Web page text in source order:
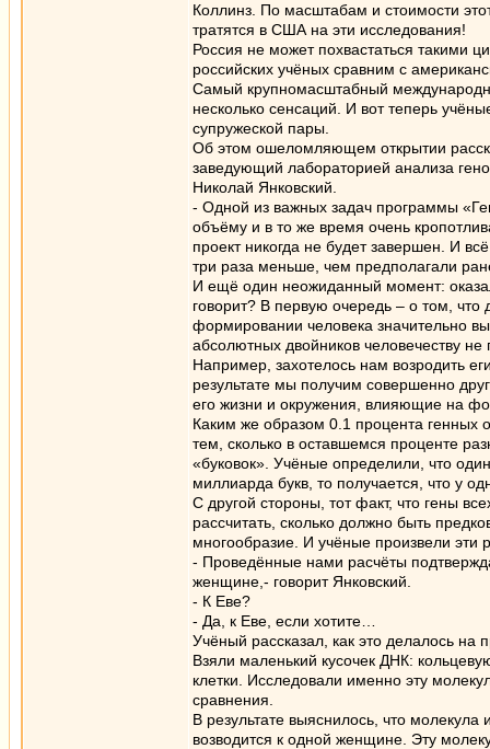
Коллинз. По масштабам и стоимости
тратятся в США на эти исследования!
Россия не может похвастаться такими
российских учёных сравним с
Самый крупномасштабный
несколько сенсаций. И вот теперь
супружеской пары.
Об этом ошеломляющем открытии
заведующий лабораторией анализа
Николай Янковский.
- Одной из важных задач программы
объёму и в то же время очень
проект никогда не будет завершен. И
три раза меньше, чем предполагали
И ещё один неожиданный момент:
говорит? В первую очередь – о том,
формировании человека значительно
абсолютных двойников человечеству не
Например, захотелось нам возродить
результате мы получим совершенно
его жизни и окружения, влияющие на
Каким же образом 0.1 процента генных
тем, сколько в оставшемся проценте
«буковок». Учёные определили, что
миллиарда букв, то получается, что у
С другой стороны, тот факт, что гены
рассчитать, сколько должно быть
многообразие. И учёные произвели эти
- Проведённые нами расчёты
женщине,- говорит Янковский.
- К Еве?
- Да, к Еве, если хотите…
Учёный рассказал, как это делалось на
Взяли маленький кусочек ДНК:
клетки. Исследовали именно эту
сравнения.
В результате выяснилось, что
возводится к одной женщине. Эту